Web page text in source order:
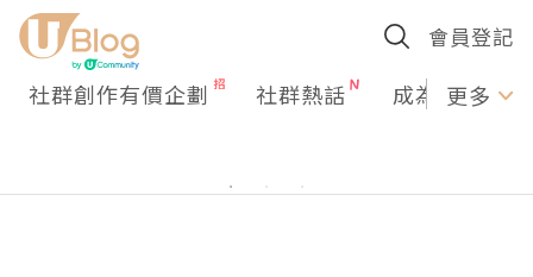
會員登記
社群創作有價企劃 社群熱話 成為U更多